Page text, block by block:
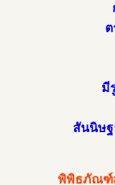
มี
สันนิษฐ
พิพิธภัณฑ์